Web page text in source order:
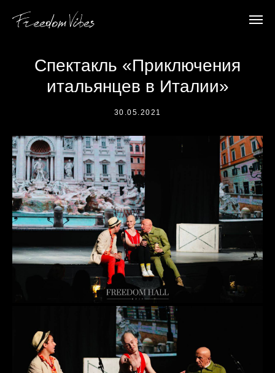
Спектакль «Приключения
итальянцев в Италии»
30.05.2021